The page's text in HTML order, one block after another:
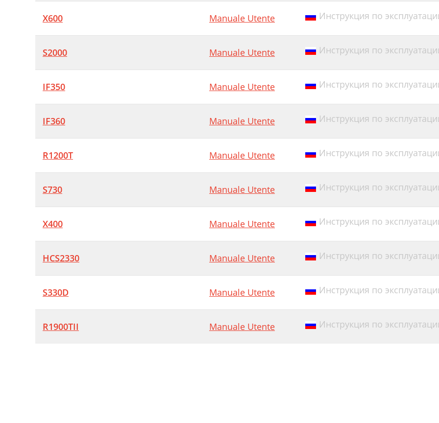
X600 Manuale Utente Инструкция по
S2000 Manuale Utente Инструкция по
IF350 Manuale Utente Инструкция по
IF360 Manuale Utente Инструкция по
R1200T Manuale Utente Инструкция по
S730 Manuale Utente Инструкция по
X400 Manuale Utente Инструкция по
HCS2330 Manuale Utente Инструкция по
S330D Manuale Utente Инструкция по
R1900TII Manuale Utente Инструкция по